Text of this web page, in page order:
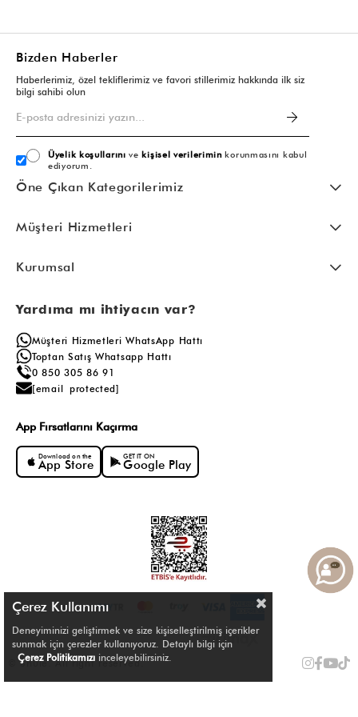
Bizden Haberler
Haberlerimiz, özel tekliflerimiz ve favori stillerimiz hakkında ilk siz
bilgi sahibi olun
Üyelik koşullarını vekişisel verileriminkorunmasını kabul
ediyorum.
Öne Çıkan Kategorilerimiz
Müşteri Hizmetleri
Kurumsal
Yardıma mı ihtiyacın var?
Müşteri Hizmetleri WhatsApp Hattı
Toptan Satış Whatsapp Hattı
0 850 305 86 91
[email protected]
App Fırsatlarını Kaçırma
Download on the
App Store
GET IT ON
Google Play
© Shule. All right reserved.
Çerez Kullanımı
Deneyiminizi geliştirmek ve size kişiselleştirilmiş içerikler
sunmak için çerezler kullanıyoruz. Detaylı bilgi için
Çerez Politikamızı inceleyebilirsiniz.